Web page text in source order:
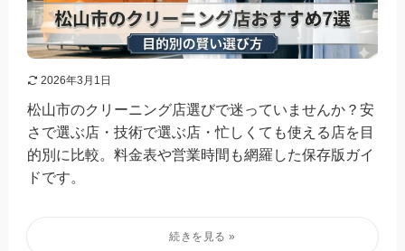
2026年3月1日
松山市のクリーニング店選びで迷っていませんか？安
さで選ぶ店・技術で選ぶ店・忙しくても使える店を目
的別に比較。料金表や営業時間も網羅した保存版ガイ
ドです。